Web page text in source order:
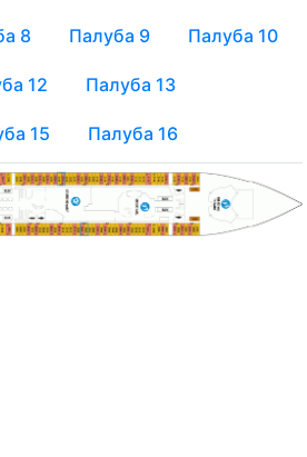
8 Палуба 9 Палуба 10
12 Палуба 13
15 Палуба 16